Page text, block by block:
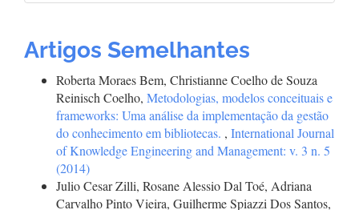
Artigos Semelhantes
Roberta Moraes Bem, Christianne Coelho de Souza
Reinisch Coelho, Metodologias, modelos conceituais e
frameworks: Uma análise da implementação da gestão
do conhecimento em bibliotecas. , International Journal
of Knowledge Engineering and Management: v. 3 n. 5
(2014)
Julio Cesar Zilli, Rosane Alessio Dal Toé, Adriana
Carvalho Pinto Vieira, Guilherme Spiazzi Dos Santos,